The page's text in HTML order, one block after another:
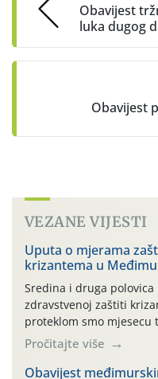
Obavijest
luka dugog
Obavijest
VEZANE VIJESTI
Uputa o mjerama
krizantema u
Sredina i druga
zdravstvenoj zaštiti
proteklom smo
preventivnim mjerama
uzročnika bolesti,
06.7.)! Na početku ovog
Pročitajte više
Obavijest